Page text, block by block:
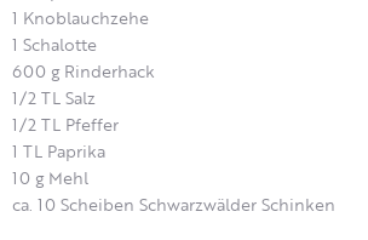
1 Knoblauchzehe
1 Schalotte
600 g Rinderhack
1/2 TL Salz
1/2 TL Pfeffer
1 TL Paprika
10 g Mehl
ca. 10 Scheiben Schwarzwälder Schinken